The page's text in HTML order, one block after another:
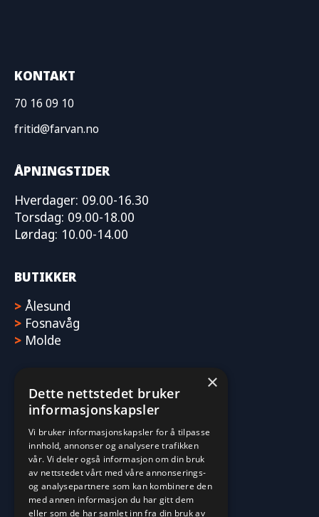
KONTAKT
70 16 09 10
fritid@farvan.no
ÅPNINGSTIDER
Hverdager: 09.00-16.30
Torsdag: 09.00-18.00
Lørdag: 10.00-14.00
BUTIKKER
> Ålesund
> Fosnavåg
> Molde
×
Dette nettstedet bruker
informasjonskapsler
Vi bruker informasjonskapsler for å tilpasse
innhold, annonser og analysere trafikken
vår. Vi deler også informasjon om din bruk
av nettstedet vårt med våre annonserings-
og analysepartnere som kan kombinere den
med annen informasjon du har gitt dem
eller som de har samlet inn fra din bruk av